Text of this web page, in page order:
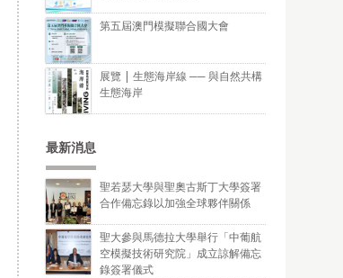
第五屆澳門模擬聯合國大會
展覽 | 生態海岸線 ── 與自然共構
生態海岸
最新消息
聖若瑟大學與聖奧古斯丁大學簽署
合作備忘錄以加強全球夥伴關係
聖大參與馬德拉大學舉行「中葡航
空模擬技術研究院」成立諒解備忘
錄簽署儀式